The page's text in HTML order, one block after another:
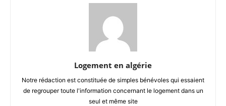
Logement en algérie
Notre rédaction est constituée de simples bénévoles qui essaient
de regrouper toute l'information concernant le logement dans un
seul et même site